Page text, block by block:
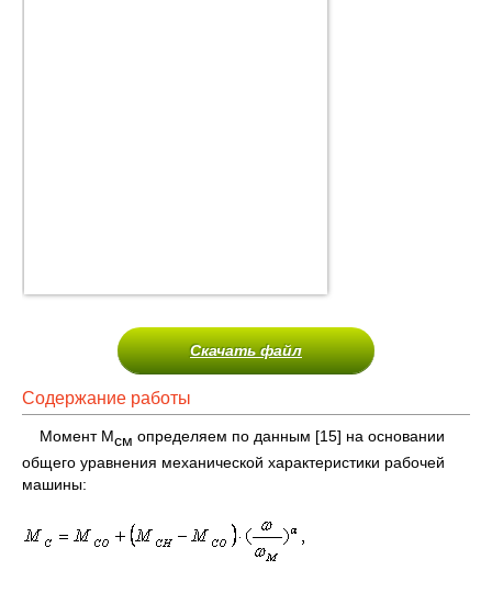
Скачать файл
Содержание работы
Момент Мсм определяем по данным [15] на основании
общего уравнения механической характеристики рабочей
машины: